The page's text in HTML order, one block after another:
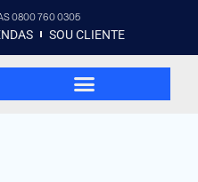
0800 760 0305
SOU CLIENTE